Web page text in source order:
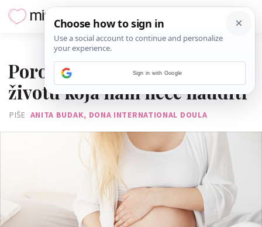
Porođajna bol je jedina bol u
životu koja nam neće nauditi
PIŠE ANITA BUDAK, DONA INTERNATIONAL DOULA
Sign in with Google